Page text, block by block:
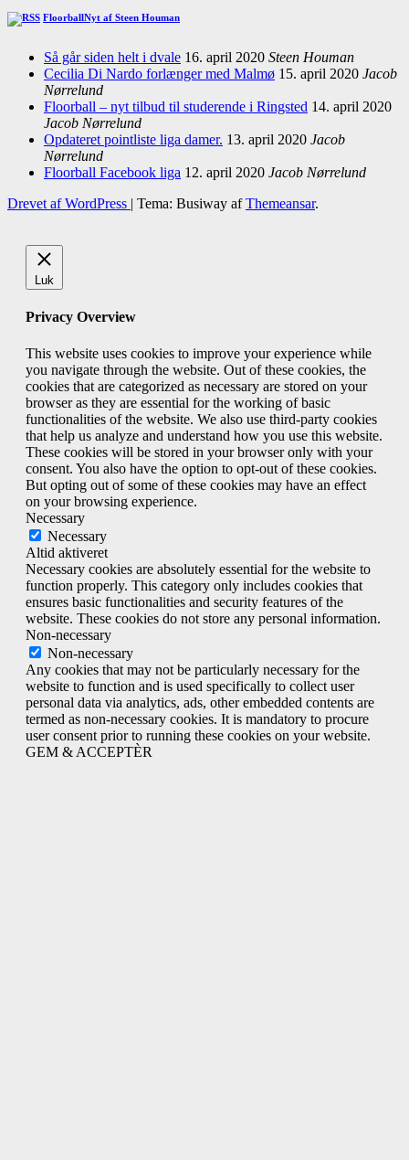
FloorballNyt af Steen Houman
Så går siden helt i dvale 16. april 2020 Steen Houman
Cecilia Di Nardo forlænger med Malmø 15. april 2020 Jacob
Nørrelund
Floorball – nyt tilbud til studerende i Ringsted 14. april 2020
Jacob Nørrelund
Opdateret pointliste liga damer. 13. april 2020 Jacob
Nørrelund
Floorball Facebook liga 12. april 2020 Jacob Nørrelund
Drevet af WordPress | Tema: Busiway afThemeansar.
Luk
Privacy Overview
This website uses cookies to improve your experience while
you navigate through the website. Out of these cookies, the
cookies that are categorized as necessary are stored on your
browser as they are essential for the working of basic
functionalities of the website. We also use third-party cookies
that help us analyze and understand how you use this website.
These cookies will be stored in your browser only with your
consent. You also have the option to opt-out of these cookies.
But opting out of some of these cookies may have an effect
on your browsing experience.
Necessary
Necessary
Altid aktiveret
Necessary cookies are absolutely essential for the website to
function properly. This category only includes cookies that
ensures basic functionalities and security features of the
website. These cookies do not store any personal information.
Non-necessary
Non-necessary
Any cookies that may not be particularly necessary for the
website to function and is used specifically to collect user
personal data via analytics, ads, other embedded contents are
termed as non-necessary cookies. It is mandatory to procure
user consent prior to running these cookies on your website.
GEM & ACCEPTÈR